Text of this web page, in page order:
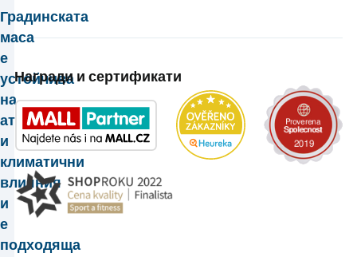
Градинската
маса
е
устойчива
на
атмосферни
и
климатични
влияния
и
е
подходяща
Награди и сертификати